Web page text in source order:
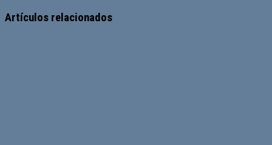
web
Artículos relacionados